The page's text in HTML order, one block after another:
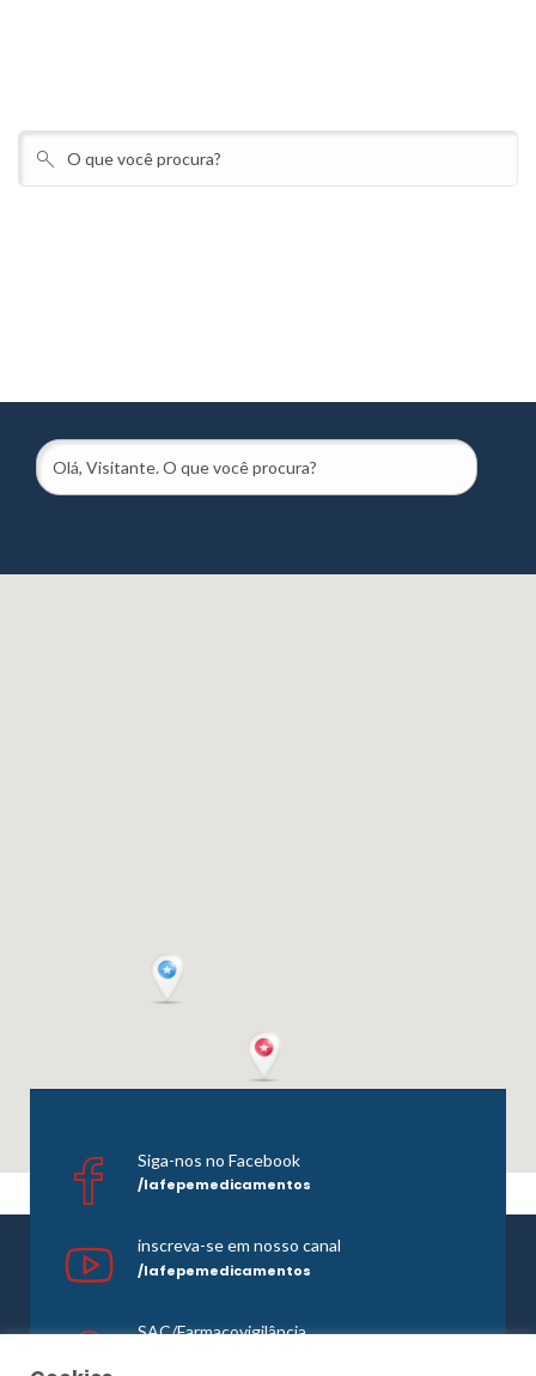
Siga-nos no Facebook
/lafepemedicamentos
inscreva-se em nosso canal
/lafepemedicamentos
SAC/Farmacovigilância